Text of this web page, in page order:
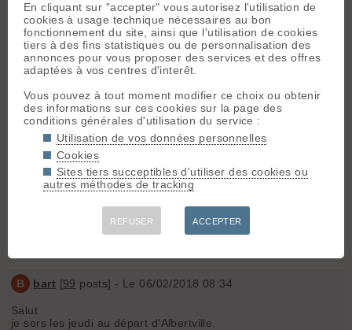
Aller à la page : 1 2 3 Suivante
Nouveau sujet Voir tous les sujets Chercher Archives
N
Nicolaso [10 posts] - Le 03/02/2018 11:51
Salut,
Je poste ce message car je recherche activement des
partenaires pour partager des sorties le week-end ou la
semaine au départ de Chambéry.
Bauges/Chartreuse/Belledonne/Beaufortain tant que c'est
J'ai 27 ans, bon niveau de ski, D+ 1000/1500 bon rythme de
montée sans être un compétiteur le but étant de faire du bon
ski en sécurité et dans la bonne humeur !
B bart [99 posts] - Le 06/02/2018 08:34
Salut
je sors les jeudi au départ d'Albertville.
En cliquant sur "accepter" vous autorisez l'utilisation de
cookies à usage technique nécessaires au bon
fonctionnement du site, ainsi que l'utilisation de cookies
tiers à des fins statistiques ou de personnalisation des
annonces pour vous proposer des services et des offres
adaptées à vos centres d'interêt.
Vous pouvez à tout moment modifier ce choix ou obtenir
des informations sur ces cookies sur la page des
conditions générales d'utilisation du service :
Utilisation de vos données personnelles
Cookies
Sites tiers succeptibles d'utiliser des cookies ou
autres méthodes de tracking
REFUSER ACCEPTER